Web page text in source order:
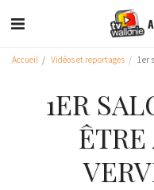
Accueil Vidéos et reportages 1er
1ER